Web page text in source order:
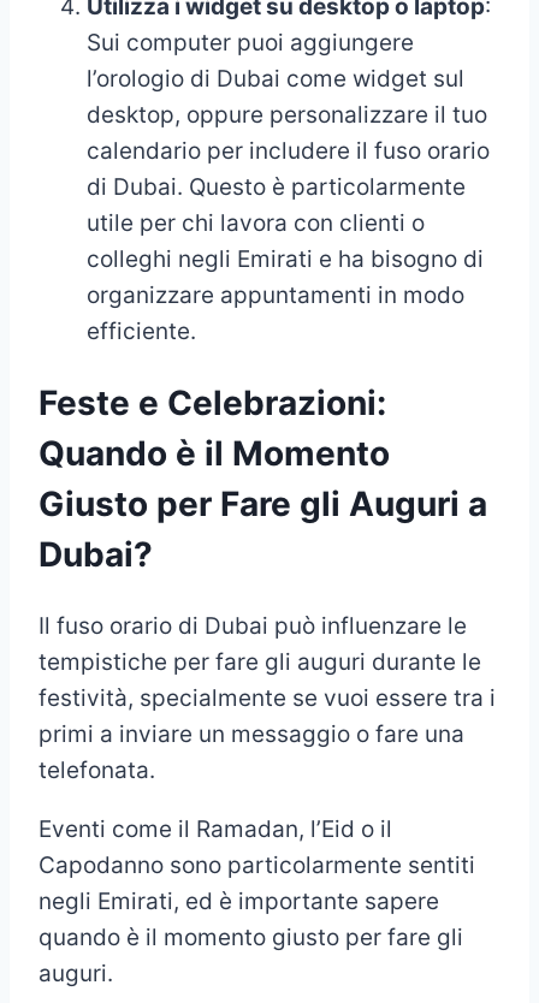
Utilizza i widget su desktop o laptop:
Sui computer puoi aggiungere
l’orologio di Dubai come widget sul
desktop, oppure personalizzare il tuo
calendario per includere il fuso orario
di Dubai. Questo è particolarmente
utile per chi lavora con clienti o
colleghi negli Emirati e ha bisogno di
organizzare appuntamenti in modo
efficiente.
Feste e Celebrazioni:
Quando è il Momento
Giusto per Fare gli Auguri a
Dubai?
Il fuso orario di Dubai può influenzare le
tempistiche per fare gli auguri durante le
festività, specialmente se vuoi essere tra i
primi a inviare un messaggio o fare una
telefonata.
Eventi come il Ramadan, l’Eid o il
Capodanno sono particolarmente sentiti
negli Emirati, ed è importante sapere
quando è il momento giusto per fare gli
auguri.